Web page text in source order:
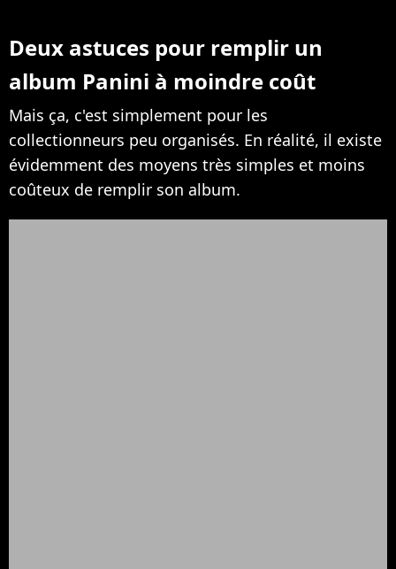
Deux astuces pour remplir un
album Panini à moindre coût
Mais ça, c'est simplement pour les
collectionneurs peu organisés. En réalité, il existe
évidemment des moyens très simples et moins
coûteux de remplir son album.